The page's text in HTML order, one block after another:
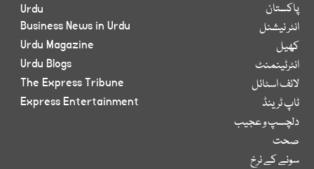
پاکستان
انٹر نیشنل
کھیل
انٹرٹینمنٹ
لائف اسٹائل
ٹاپ ٹرینڈ
دلچسپ و عجیب
صحت
سونے کے نرخ
Urdu
Business News in Urdu
Urdu Magazine
Urdu Blogs
The Express Tribune
Express Entertainment